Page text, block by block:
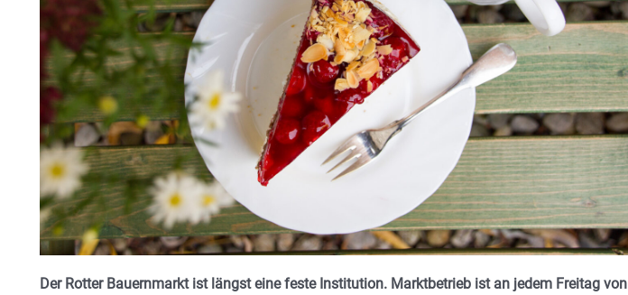
Der Rotter Bauernmarkt ist längst eine feste Institution. Marktbetrieb ist an jedem Freitag von